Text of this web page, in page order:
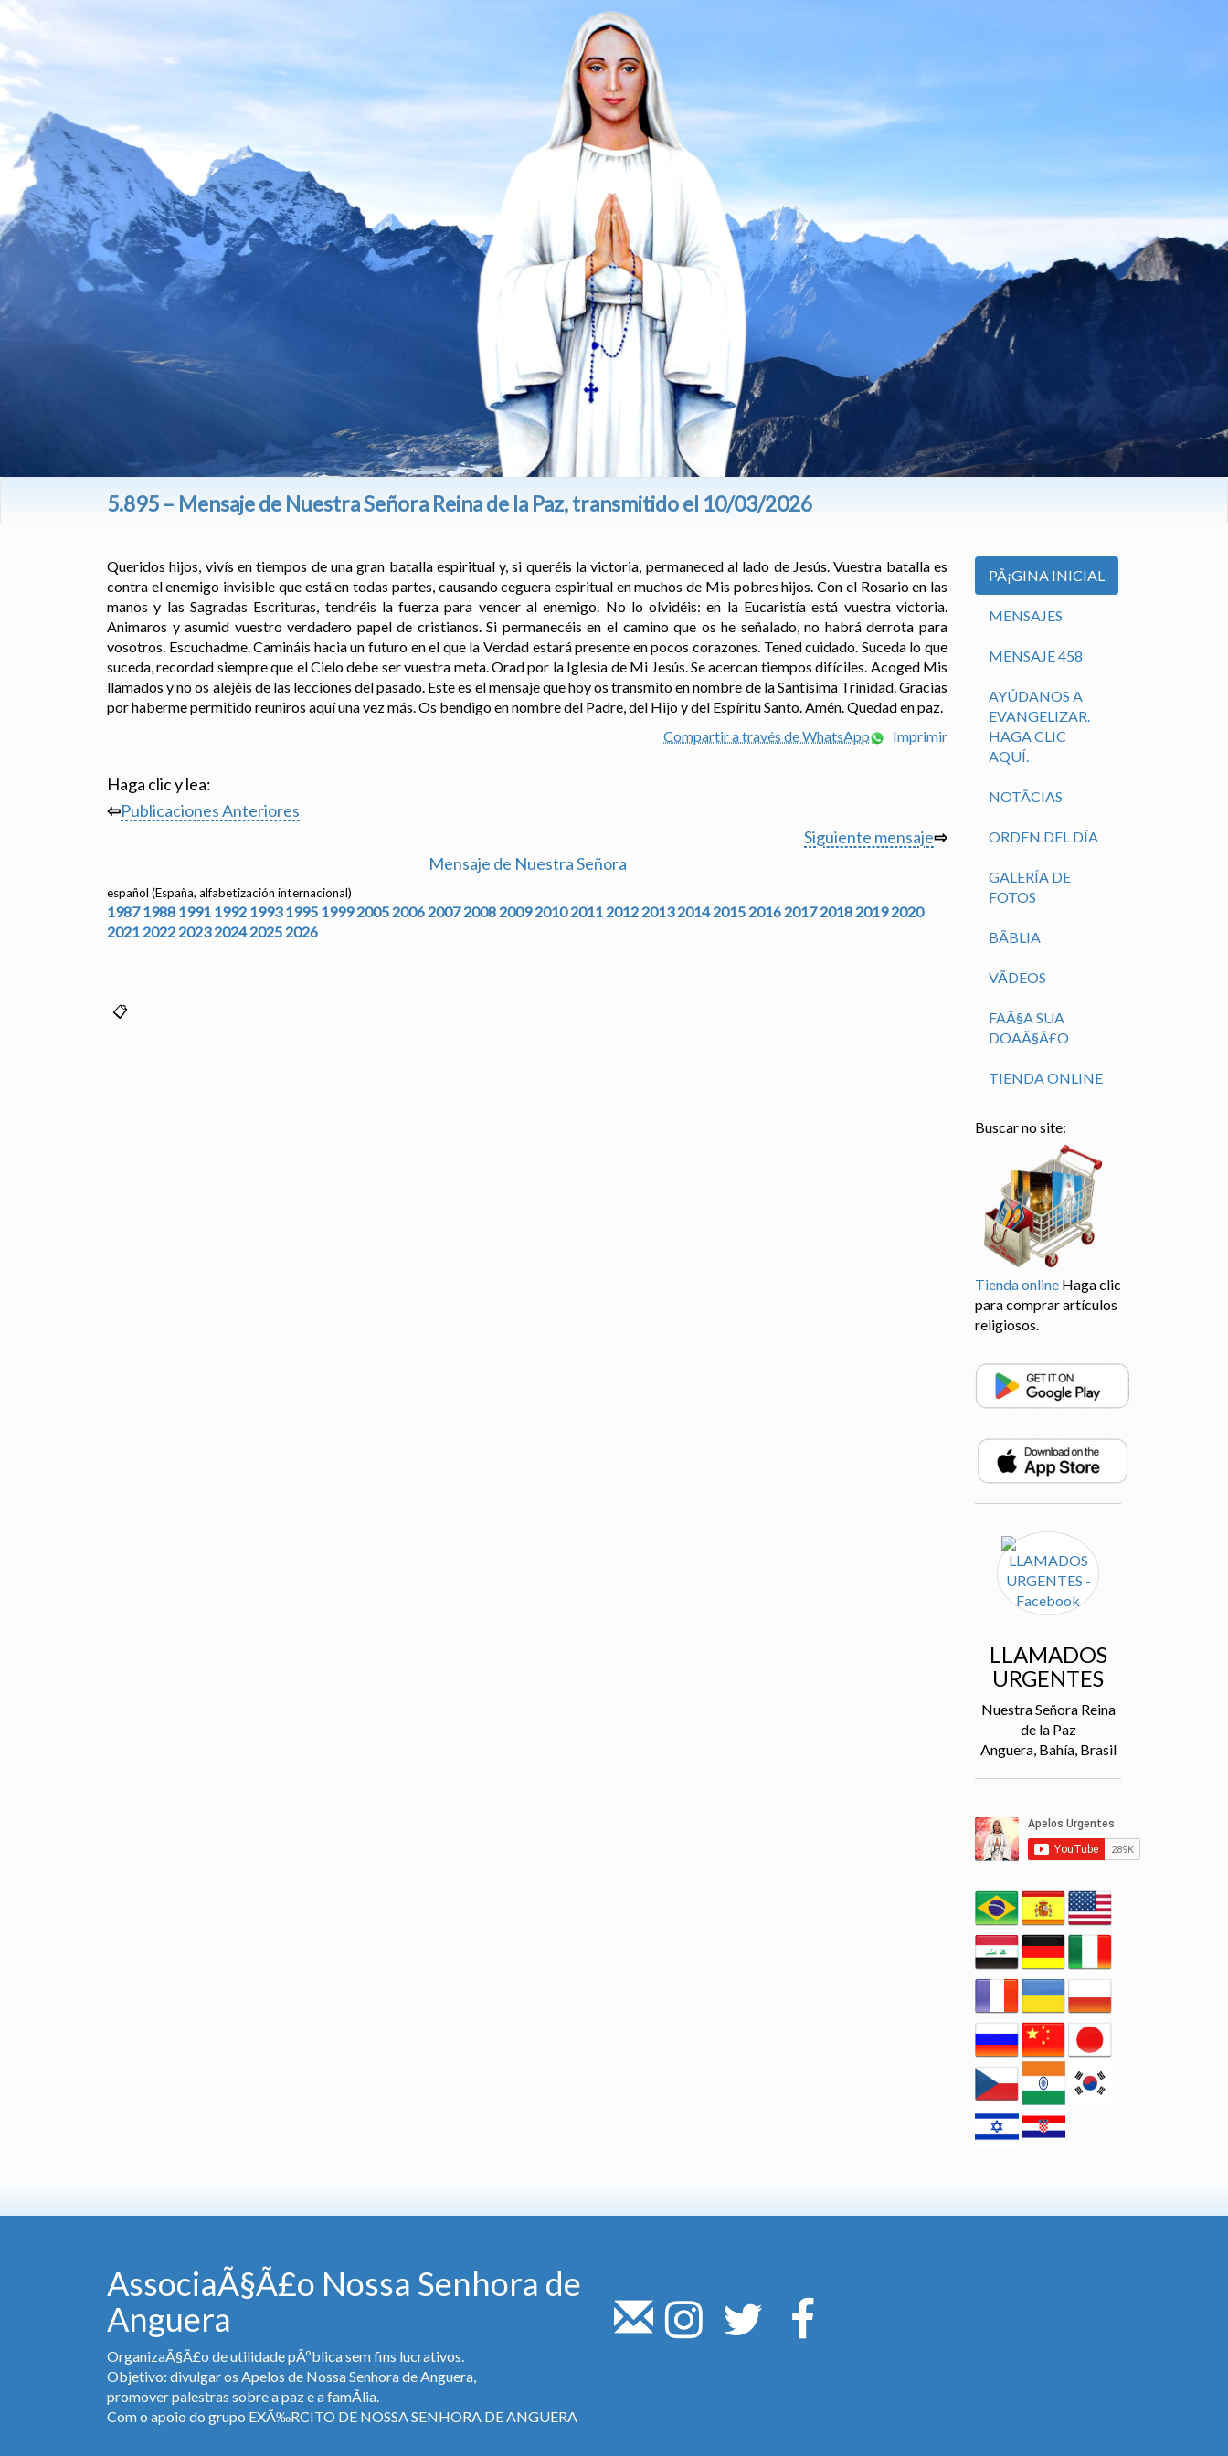
5.895 – Mensaje de Nuestra Señora Reina de la Paz, transmitido el 10/03/2026
Queridos hijos, vivís en tiempos de una gran batalla espiritual y, si queréis la victoria, permaneced al lado de Jesús. Vuestra batalla es
contra el enemigo invisible que está en todas partes, causando ceguera espiritual en muchos de Mis pobres hijos. Con el Rosario en las
manos y las Sagradas Escrituras, tendréis la fuerza para vencer al enemigo. No lo olvidéis: en la Eucaristía está vuestra victoria.
Animaros y asumid vuestro verdadero papel de cristianos. Si permanecéis en el camino que os he señalado, no habrá derrota para
vosotros. Escuchadme. Camináis hacia un futuro en el que la Verdad estará presente en pocos corazones. Tened cuidado. Suceda lo que
suceda, recordad siempre que el Cielo debe ser vuestra meta. Orad por la Iglesia de Mi Jesús. Se acercan tiempos difíciles. Acoged Mis
llamados y no os alejéis de las lecciones del pasado. Este es el mensaje que hoy os transmito en nombre de la Santísima Trinidad. Gracias
por haberme permitido reuniros aquí una vez más. Os bendigo en nombre del Padre, del Hijo y del Espíritu Santo. Amén. Quedad en paz.
Compartir a través de WhatsApp
Imprimir
Haga clic y lea:
⇦Publicaciones Anteriores
Siguiente mensaje⇨
Mensaje de Nuestra Señora
español (España, alfabetización internacional)
1987 1988 1991 1992 1993 1995 1999 2005 2006 2007 2008 2009 2010 2011 2012 2013 2014 2015 2016 2017 2018 2019 2020
2021 2022 2023 2024 2025 2026
PÃ¡GINA INICIAL
MENSAJES
MENSAJE 458
AYÚDANOS A
EVANGELIZAR.
HAGA CLIC
AQUÍ.
NOTÃ­CIAS
ORDEN DEL DÍA
GALERÍA DE
FOTOS
BÃ­BLIA
VÃ­DEOS
FAÃ§A SUA
DOAÃ§Ã£O
TIENDA ONLINE
Buscar no site:
Tienda online Haga clic
para comprar artículos
religiosos.
LLAMADOS
URGENTES
Nuestra Señora Reina
de la Paz
Anguera, Bahía, Brasil
AssociaÃ§Ã£o Nossa Senhora de
Anguera
OrganizaÃ§Ã£o de utilidade pÃºblica sem fins lucrativos.
Objetivo: divulgar os Apelos de Nossa Senhora de Anguera,
promover palestras sobre a paz e a famÃ­lia.
Com o apoio do grupo EXÃ‰RCITO DE NOSSA SENHORA DE ANGUERA